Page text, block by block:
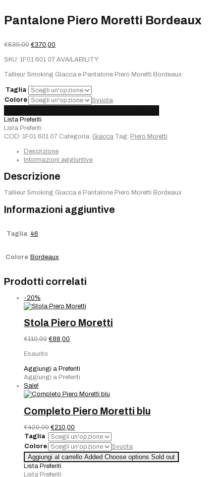
Pantalone Piero Moretti Bordeaux
€530,00 Il
originale
€530,00.
€370,00
attuale
€370,00.
SKU: 1F01 601 07 AVAILABILITY:
Tallieur Smoking Giacca e Pantalone Piero Moretti Bordeaux
Taglia
Colore
Svuota
Smoking
Giacca
e
Piero
Moretti
quantità
Lista Preferiti
Lista Preferiti
COD: 1F01 601 07 Categoria: Giacca Tag: Piero Moretti
Descrizione
Informazioni aggiuntive
Descrizione
Tallieur Smoking Giacca e Pantalone Piero Moretti Bordeaux
Informazioni aggiuntive
Taglia 46
Colore Bordeaux
Prodotti correlati
-20%
Stola Piero Moretti
€110,00 Il
€110,00.
€88,00
€88,00.
Esaurito
Aggiungi a Preferiti
Aggiungi a Preferiti
Sale!
Completo Piero Moretti blu
€420,00 Il
prezzo
originale
era:
€420,00.
€210,00
prezzo
attuale
è:
€210,00.
Taglia
Colore
Svuota
Completo
Piero
Moretti
Aggiungi al carrello Added Choose options Sold out
Lista Preferiti
Lista Preferiti